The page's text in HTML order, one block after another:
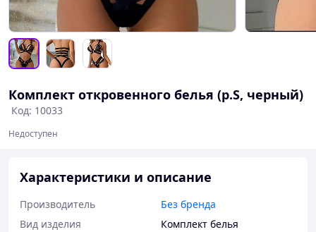
Комплект откровенного белья (р.S, черный)
Код: 10033
Недоступен
Характеристики и описание
Производитель
Без бренда
Вид изделия
Комплект белья